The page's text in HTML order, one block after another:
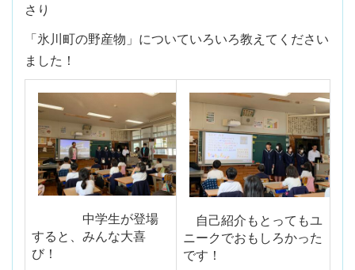
さり
「氷川町の野産物」についていろいろ教えてください
ました！
中学生が登場
すると、みんな大喜
び！
自己紹介もとってもユ
ニークでおもしろかった
です！